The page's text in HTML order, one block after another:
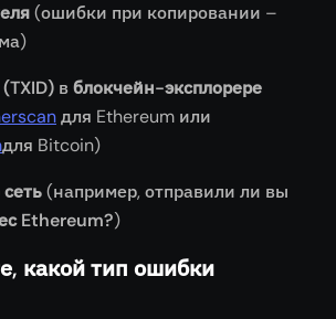
(ошибки при копировании –
вблокчейн-эксплорере
для Ethereum или
для Bitcoin)
(например, отправили ли вы
Ethereum?)
какой тип ошибки